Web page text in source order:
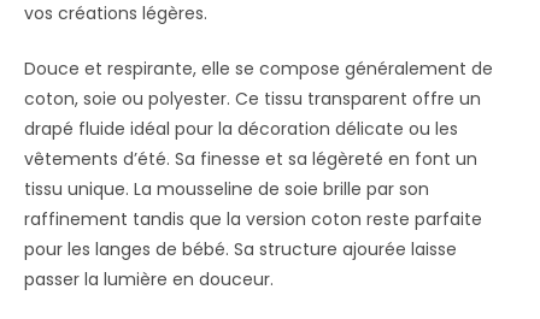
vos créations légères.
Douce et respirante, elle se compose généralement de
coton, soie ou polyester. Ce tissu transparent offre un
drapé fluide idéal pour la décoration délicate ou les
vêtements d’été. Sa finesse et sa légèreté en font un
tissu unique. La mousseline de soie brille par son
raffinement tandis que la version coton reste parfaite
pour les langes de bébé. Sa structure ajourée laisse
passer la lumière en douceur.